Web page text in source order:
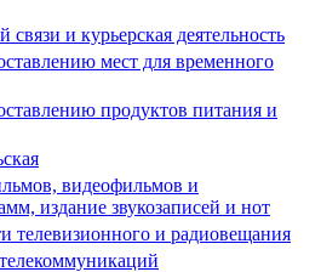
связи и курьерская деятельность
мест для временного
продуктов питания и
видеофильмов и
издание звукозаписей и нот
телевизионного и радиовещания